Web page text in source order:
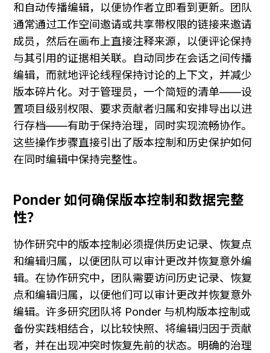
和自动传播编辑，以便协作者立即看到更新。团队
通常通过工作空间邀请或共享带权限的链接来邀请
成员，然后在画布上直接注释来源，以便评论保持
与其引用的证据相关联。自动同步在会话之间传播
编辑，而就地评论线程保持讨论的上下文，并减少
版本碎片化。对于管理员，一个简短的清单——设
置项目级别权限、要求贡献者归属和安排导出以进
行存档——有助于保持治理，同时实现流畅协作。
这些操作步骤直接引出了版本控制和历史保护如何
在同时编辑中保持完整性。
Ponder 如何确保版本控制和数据完整
性？
协作研究中的版本控制必须提供历史记录、恢复点
和编辑归属，以便团队可以审计更改并恢复意外编
辑。在协作研究中，团队需要访问历史记录、恢复
点和编辑归属，以便他们可以审计更改并恢复意外
编辑。许多研究团队将 Ponder 与机构版本控制或
备份实践相结合，以比较快照、将编辑归因于贡献
者，并在出现冲突时恢复先前的状态。明确的治理